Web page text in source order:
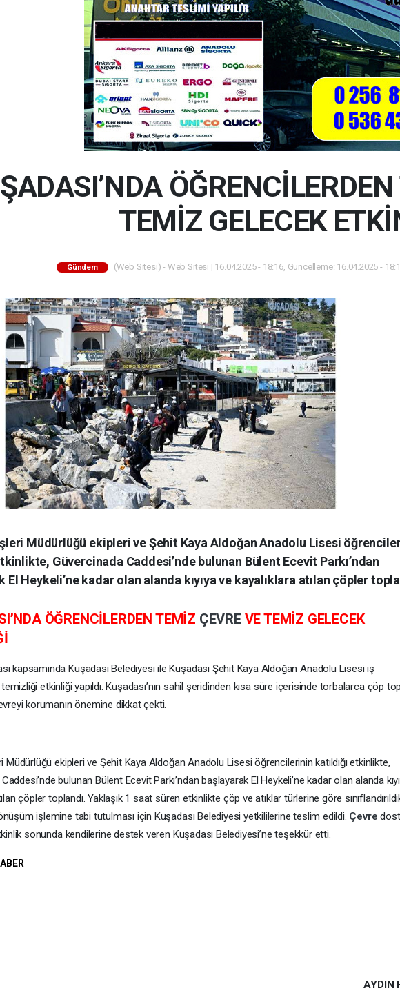
TEMİZ GELECEK
Gündem (Web Sitesi) - Web Sitesi | 16.04.2025 - 18:16, Güncelleme: 16.04.2025 -
Müdürlüğü ekipleri ve Şehit Kaya Aldoğan Anadolu Lisesi
Güvercinada Caddesi’nde bulunan Bülent Ecevit Parkı’ndan
El Heykeli’ne kadar olan alanda kıyıya ve kayalıklara atılan çöpler
ÖĞRENCİLERDEN TEMİZ ÇEVRE VE TEMİZ GELECEK
kapsamında Kuşadası Belediyesi ile Kuşadası Şehit Kaya Aldoğan Anadolu Lisesi iş
temizliği etkinliği yapıldı. Kuşadası’nın sahil şeridinden kısa süre içerisinde torbalarca çöp
korumanın önemine dikkat çekti.
Müdürlüğü ekipleri ve Şehit Kaya Aldoğan Anadolu Lisesi öğrencilerinin katıldığı etkinlikte,
bulunan Bülent Ecevit Parkı’ndan başlayarak El Heykeli’ne kadar olan alanda
çöpler toplandı. Yaklaşık 1 saat süren etkinlikte çöp ve atıklar türlerine göre
işlemine tabi tutulması için Kuşadası Belediyesi yetkililerine teslim edildi. Çevre
sonunda kendilerine destek veren Kuşadası Belediyesi’ne teşekkür etti.
AYDIN